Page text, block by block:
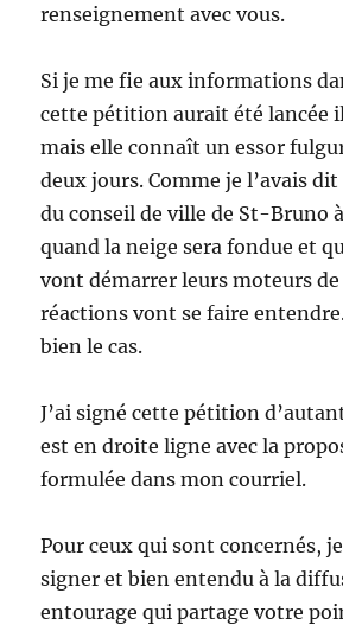
renseignement avec vous.
Si je me fie aux informations
cette pétition aurait été lancée
mais elle connaît un essor
deux jours. Comme je l’avais
du conseil de ville de St-Bruno
quand la neige sera fondue et
vont démarrer leurs moteurs de
réactions vont se faire
bien le cas.
J’ai signé cette pétition
est en droite ligne avec la
formulée dans mon courriel.
Pour ceux qui sont concernés,
signer et bien entendu à la
entourage qui partage votre